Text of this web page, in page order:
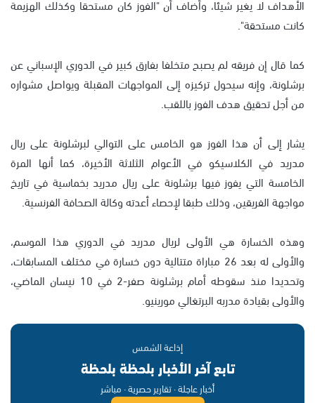
الأهداف لا يغير شيئا، وأضاف أن "الفوز كان مستحقا وكذلك الهزيمة
كانت مستحقة".
كما قال إن فريقه لم يصبح متخلفا بفارق كبير في الدوري الإسباني عن
برشلونة، وإنه سيحول تركيزه إلى المواجهات المقبلة ويواصل مشواره
من أجل تحقيق هدف الفوز باللقب.
يشار إلى أن هذا الفوز هو الخامس على التوالي لبرشلونة على ريال
مدريد في الكلاسيكو في الأعوام الثلاثة الأخيرة، كما أنها المرة
الخامسة التي يفوز فيها برشلونة على ريال مدريد بخماسية في تاريخ
مواجهة الفريقين، وذلك طبقا لإحصاء أعدته وكالة الصحافة الفرنسية.
وهذه الخسارة هي الأولى لريال مدريد في الدوري هذا الموسم،
والأولى له بعد 26 مباراة متتالية دون خسارة في مختلف المسابقات،
وتحديدا منذ سقوطه أمام برشلونة صفر-2 في 10 نيسان الماضي،
والأولى بقيادة مدربه البرتغالي مورينيو.
إذاعة الشمس
تابع آخر الأخبار بلحظة بلحظة
أخبار عاجلة · تقارير حصرية · مباشر